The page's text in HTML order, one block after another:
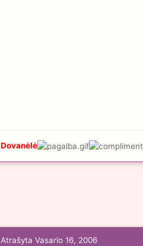
Dovanėlė
Atrašyta Vasario 16, 2006